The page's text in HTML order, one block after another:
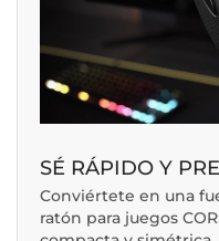
SÉ RÁPIDO Y
Conviértete en una
ratón para juegos